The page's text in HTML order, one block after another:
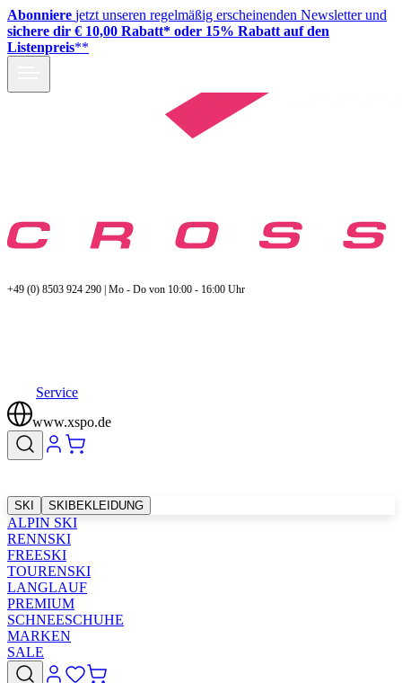
Abonniere jetzt unseren regelmäßig erscheinenden Newsletter und
sichere dir € 10,00 Rabatt* oder 15% Rabatt auf den
Listenpreis**
+49 (0) 8503 924 290 | Mo - Do von 10:00 - 16:00 Uhr
Service
www.xspo.de
SKI SKIBEKLEIDUNG
ALPIN SKI
RENNSKI
FREESKI
TOURENSKI
LANGLAUF
PREMIUM
SCHNEESCHUHE
MARKEN
SALE